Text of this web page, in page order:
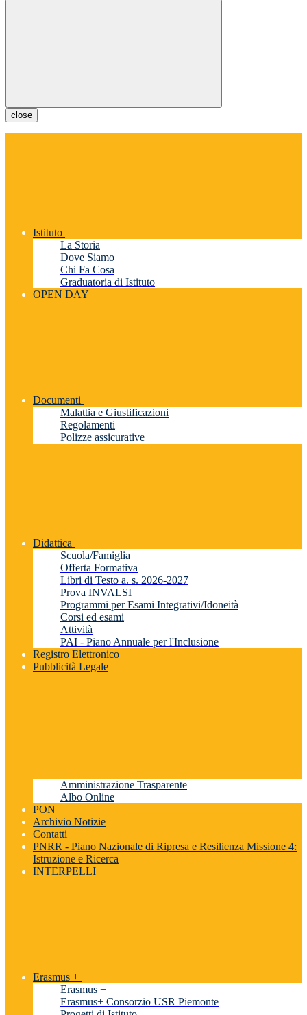
close
Istituto
La Storia
Dove Siamo
Chi Fa Cosa
Graduatoria di Istituto
OPEN DAY
Documenti
Malattia e Giustificazioni
Regolamenti
Polizze assicurative
Didattica
Scuola/Famiglia
Offerta Formativa
Libri di Testo a. s. 2026-2027
Prova INVALSI
Programmi per Esami Integrativi/Idoneità
Corsi ed esami
Attività
PAI - Piano Annuale per l'Inclusione
Registro Elettronico
Pubblicità Legale
Amministrazione Trasparente
Albo Online
PON
Archivio Notizie
Contatti
PNRR - Piano Nazionale di Ripresa e Resilienza Missione 4:
Istruzione e Ricerca
INTERPELLI
Erasmus +
Erasmus +
Erasmus+ Consorzio USR Piemonte